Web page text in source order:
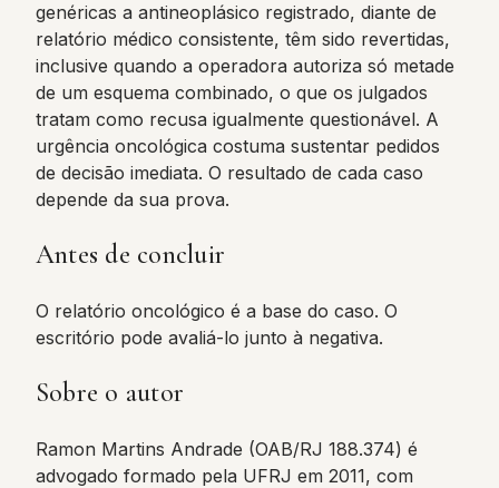
genéricas a antineoplásico registrado, diante de
relatório médico consistente, têm sido revertidas,
inclusive quando a operadora autoriza só metade
de um esquema combinado, o que os julgados
tratam como recusa igualmente questionável. A
urgência oncológica costuma sustentar pedidos
de decisão imediata. O resultado de cada caso
depende da sua prova.
Antes de concluir
O relatório oncológico é a base do caso. O
escritório pode avaliá-lo junto à negativa.
Sobre o autor
Ramon Martins Andrade (OAB/RJ 188.374) é
advogado formado pela UFRJ em 2011, com